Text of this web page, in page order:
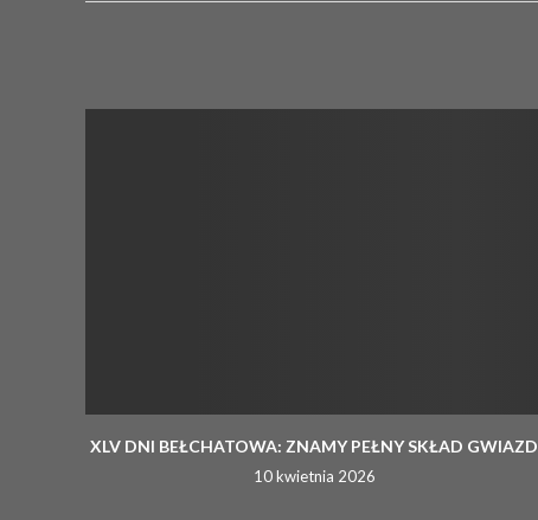
XLV DNI BEŁCHATOWA: ZNAMY PEŁNY SKŁAD GWIAZD
10 kwietnia 2026